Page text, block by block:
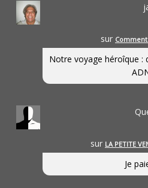
sur Comment
Notre voyage héroîque :
sur LA PETITE
Je